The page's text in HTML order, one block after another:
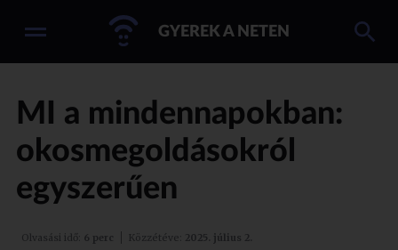
GYEREK A NETEN
MI a mindennapokban:
okosmegoldásokról
egyszerűen
Olvasási idő: 6 perc Közzétéve: 2025. július 2.